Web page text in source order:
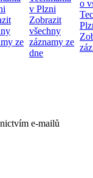
ze
v Plzni
Zobrazit
všechny
záznamy ze
dne
o
e-mailů